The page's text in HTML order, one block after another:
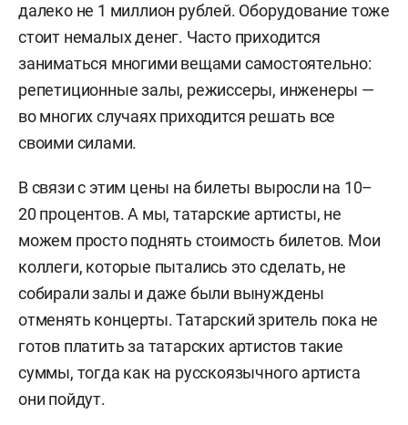
далеко не 1 миллион рублей. Оборудование тоже
стоит немалых денег. Часто приходится
заниматься многими вещами самостоятельно:
репетиционные залы, режиссеры, инженеры —
во многих случаях приходится решать все
своими силами.
В связи с этим цены на билеты выросли на 10–
20 процентов. А мы, татарские артисты, не
можем просто поднять стоимость билетов. Мои
коллеги, которые пытались это сделать, не
собирали залы и даже были вынуждены
отменять концерты. Татарский зритель пока не
готов платить за татарских артистов такие
суммы, тогда как на русскоязычного артиста
они пойдут.